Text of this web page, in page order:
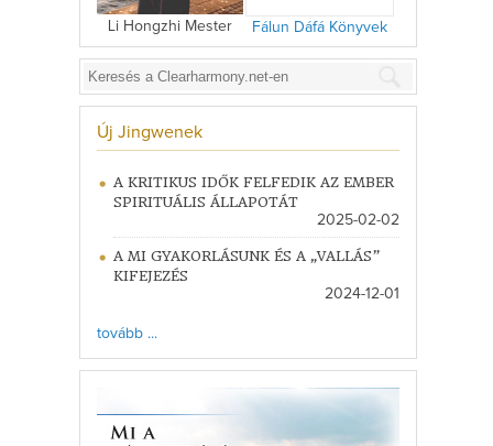
Li Hongzhi Mester Fálun Dáfá Könyvek
Új Jingwenek
A KRITIKUS IDŐK FELFEDIK AZ EMBER
SPIRITUÁLIS ÁLLAPOTÁT
2025-02-02
A MI GYAKORLÁSUNK ÉS A „VALLÁS”
KIFEJEZÉS
2024-12-01
tovább ...